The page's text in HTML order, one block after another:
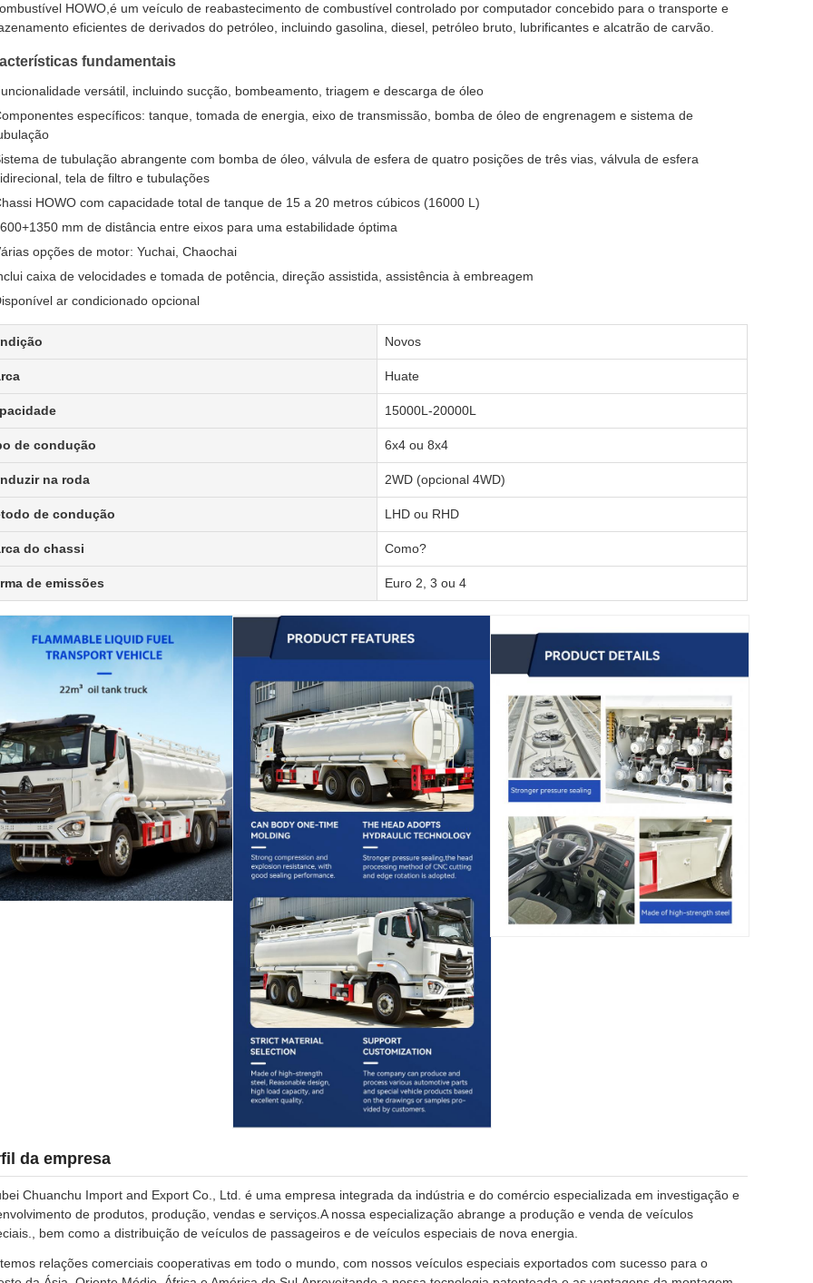
HOWO,é um veículo de reabastecimento de combustível controlado por computador concebido para o transporte e
eficientes de derivados do petróleo, incluindo gasolina, diesel, petróleo bruto, lubrificantes e alcatrão de carvão.
fundamentais
versátil, incluindo sucção, bombeamento, triagem e descarga de óleo
específicos: tanque, tomada de energia, eixo de transmissão, bomba de óleo de engrenagem e sistema de
de tubulação abrangente com bomba de óleo, válvula de esfera de quatro posições de três vias, válvula de esfera
tela de filtro e tubulações
HOWO com capacidade total de tanque de 15 a 20 metros cúbicos (16000 L)
mm de distância entre eixos para uma estabilidade óptima
opções de motor: Yuchai, Chaochai
caixa de velocidades e tomada de potência, direção assistida, assistência à embreagem
ar condicionado opcional
Novos
Huate
15000L-20000L
de condução 6x4 ou 8x4
na roda 2WD (opcional 4WD)
de condução LHD ou RHD
do chassi Como?
de emissões Euro 2, 3 ou 4
da empresa
Chuanchu Import and Export Co., Ltd. é uma empresa integrada da indústria e do comércio especializada em investigação e
de produtos, produção, vendas e serviços.A nossa especialização abrange a produção e venda de veículos
bem como a distribuição de veículos de passageiros e de veículos especiais de nova energia.
relações comerciais cooperativas em todo o mundo, com nossos veículos especiais exportados com sucesso para o